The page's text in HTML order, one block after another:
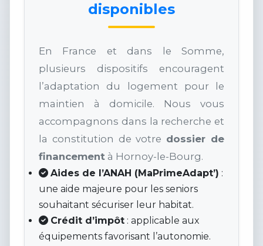
disponibles
En France et dans le Somme,
plusieurs dispositifs encouragent
l’adaptation du logement pour le
maintien à domicile. Nous vous
accompagnons dans la recherche et
la constitution de votre dossier de
financement à Hornoy-le-Bourg.
Aides de l’ANAH (MaPrimeAdapt’) :
une aide majeure pour les seniors
souhaitant sécuriser leur habitat.
Crédit d’impôt : applicable aux
équipements favorisant l’autonomie.